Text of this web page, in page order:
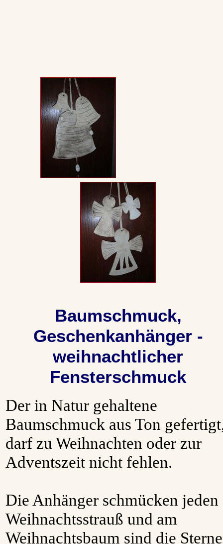
Baumschmuck,
Geschenkanhänger -
weihnachtlicher
Fensterschmuck
Der in Natur gehaltene
Baumschmuck aus Ton
darf zu Weihnachten oder zur
Adventszeit nicht fehlen.
Die Anhänger schmücken jeden
Weihnachtsstrauß und am
Weihnachtsbaum sind die